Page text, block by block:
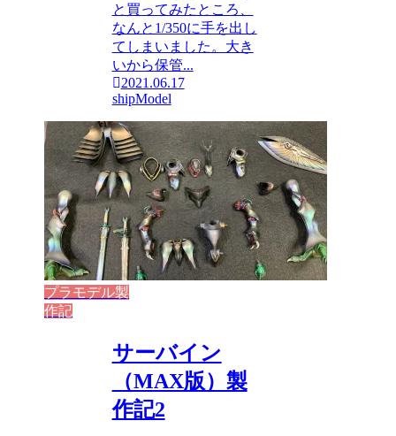
と買ってみたところ、
なんと1/350に手を出し
てしまいました。大き
いから保管...
2021.06.17
shipModel
プラモデル製
作記
サーバイン
（MAX版）製
作記2